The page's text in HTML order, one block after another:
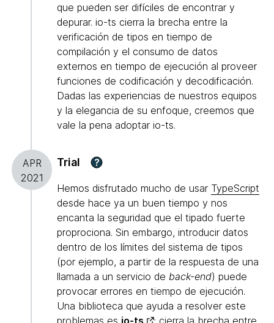
que pueden ser difíciles de encontrar y
depurar. io-ts cierra la brecha entre la
verificación de tipos en tiempo de
compilación y el consumo de datos
externos en tiempo de ejecución al proveer
funciones de codificación y decodificación.
Dadas las experiencias de nuestros equipos
y la elegancia de su enfoque, creemos que
vale la pena adoptar io-ts.
APR
2021
Trial ?
Hemos disfrutado mucho de usar TypeScript
desde hace ya un buen tiempo y nos
encanta la seguridad que el tipado fuerte
proprociona. Sin embargo, introducir datos
dentro de los límites del sistema de tipos
(por ejemplo, a partir de la respuesta de una
llamada a un servicio de back-end) puede
provocar errores en tiempo de ejecución.
Una biblioteca que ayuda a resolver este